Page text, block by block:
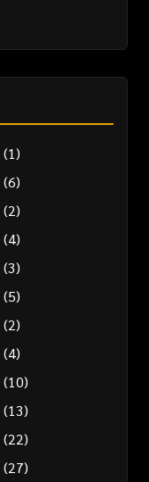
(1)
(6)
(2)
(4)
(3)
(5)
(2)
(4)
(10)
(13)
(22)
(27)